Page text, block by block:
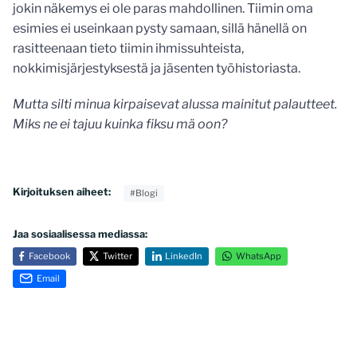
jokin näkemys ei ole paras mahdollinen. Tiimin oma
esimies ei useinkaan pysty samaan, sillä hänellä on
rasitteenaan tieto tiimin ihmissuhteista,
nokkimisjärjestyksestä ja jäsenten työhistoriasta.
Mutta silti minua kirpaisevat alussa mainitut palautteet.
Miks ne ei tajuu kuinka fiksu mä oon?
Kirjoituksen aiheet: #Blogi
Jaa sosiaalisessa mediassa:
Facebook Twitter LinkedIn WhatsApp
Email